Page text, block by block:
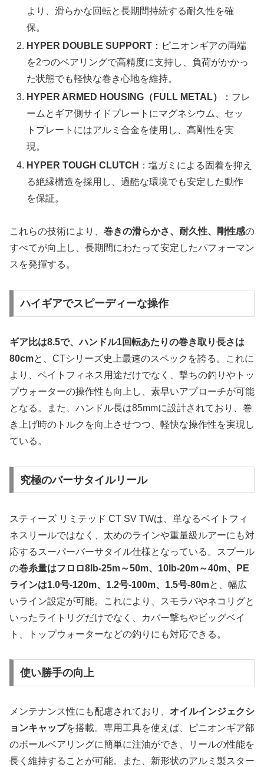
より、滑らかな回転と長期間持続する耐久性を確
保。
HYPER DOUBLE SUPPORT ：ピニオンギアの両端
を2つのベアリングで高精度に支持し、負荷がかかっ
た状態でも軽快な巻き心地を維持。
HYPER ARMED HOUSING（FULL METAL）
：フレ
ームとギア側サイドプレートにマグネシウム、セッ
トプレートにはアルミ合金を使用し、高剛性を実
現。
HYPER TOUGH CLUTCH ：塩ガミによる固着を抑え
る絶縁構造を採用し、過酷な環境でも安定した動作
を保証。
これらの技術により、 巻きの滑らかさ、耐久性、剛性感の
すべてが向上し、長期間にわたって安定したパフォーマン
スを発揮する。
ハイギアでスピーディーな操作
ギア比は8.5で、ハンドル1回転あたりの巻き取り長さは
80cmと、CTシリーズ史上最速のスペックを誇る。これに
より、ベイトフィネス用途だけでなく、撃ちの釣りやトッ
プウォーターの操作性も向上し、素早いアプローチが可能
となる。また、ハンドル長は85mmに設計されており、巻
き上げ時のトルクを向上させつつ、軽快な操作性を実現し
ている。
究極のバーサタイルリール
スティーズ リミテッド CT SV TWは、単なるベイトフィ
ネスリールではなく、太めのラインや重量級ルアーにも対
応するスーパーバーサタイル仕様となっている。スプール
の巻糸量はフロロ8lb-25m～50m、10lb-20m～40m、PE
ラインは1.0号-120m、1.2号-100m、1.5号-80mと、幅広
いライン設定が可能。これにより、スモラバやネコリグと
いったライトリグだけでなく、カバー撃ちやビッグベイ
ト、トップウォーターなどの釣りにも対応できる。
使い勝手の向上
メンテナンス性にも配慮されており、 オイルインジェクシ
ョンキャップを搭載。専用工具を使えば、ピニオンギア部
のボールベアリングに簡単に注油ができ、リールの性能を
長く維持することが可能。また、新形状のアルミ製スター